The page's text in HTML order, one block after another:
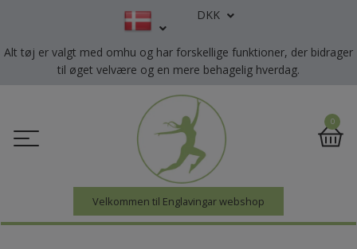
DKK
Alt tøj er valgt med omhu og har forskellige funktioner, der bidrager
til øget velvære og en mere behagelig hverdag.
Velkommen til Englavingar webshop
0